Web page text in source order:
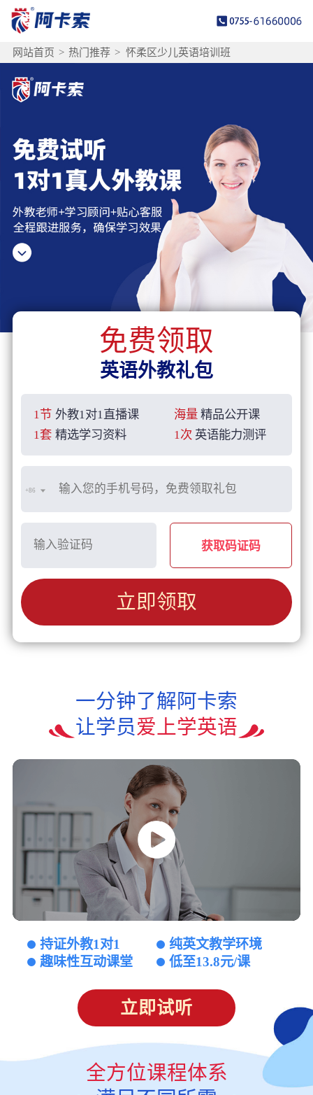
网站首页 > 热门推荐 > 怀柔区少儿英语培训班
免费领取
英语外教礼包
1节 外教1对1直播课 海量 精品公开课
1套 精选学习资料 1次 英语能力测评
+86
获取码证码
立即领取
一分钟了解阿卡索
让学员爱上学英语
持证外教1对1
纯英文教学环境
趣味性互动课堂
低至13.8元/课
立即试听
全方位课程体系